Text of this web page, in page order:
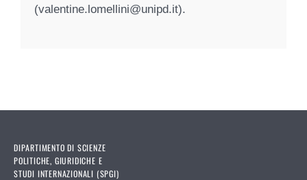
(valentine.lomellini@unipd.it).
DIPARTIMENTO DI SCIENZE
POLITICHE, GIURIDICHE E
STUDI INTERNAZIONALI (SPGI)